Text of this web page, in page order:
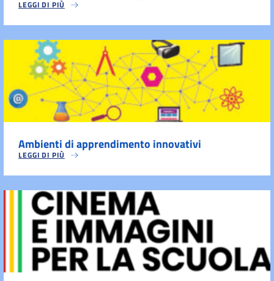
LEGGI DI PIÙ
Ambienti di apprendimento innovativi
LEGGI DI PIÙ